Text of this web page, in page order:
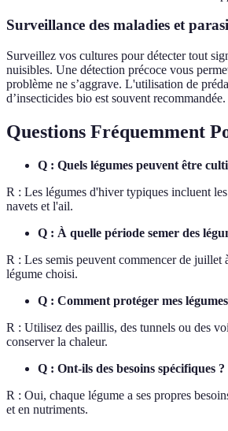
Surveillance des maladies et
Surveillez vos cultures pour détecter tout
nuisibles. Une détection précoce vous
problème ne s’aggrave. L'utilisation de
d’insecticides bio est souvent recommandée.
Questions Fréquemment
Q : Quels légumes peuvent être
R : Les légumes d'hiver typiques incluent
navets et l'ail.
Q : À quelle période semer des
R : Les semis peuvent commencer de juillet
légume choisi.
Q : Comment protéger mes
R : Utilisez des paillis, des tunnels ou des
conserver la chaleur.
Q : Ont-ils des besoins spécifiques ?
R : Oui, chaque légume a ses propres
et en nutriments.